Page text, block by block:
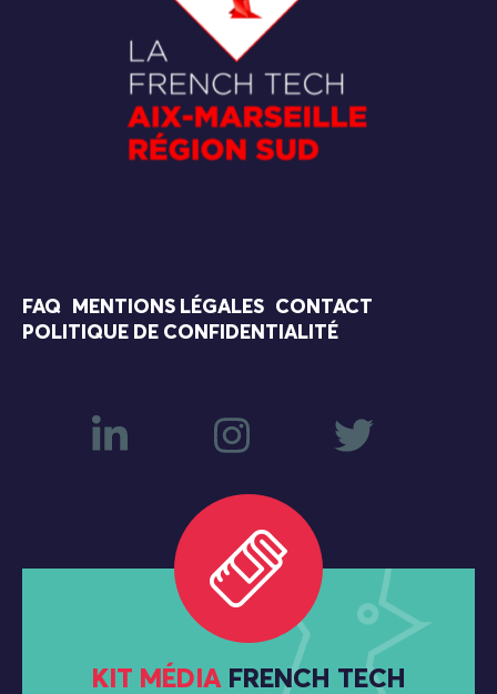
FAQ MENTIONS LÉGALES
CONTACT
POLITIQUE DE CONFIDENTIALITÉ
KIT MÉDIA FRENCH TECH